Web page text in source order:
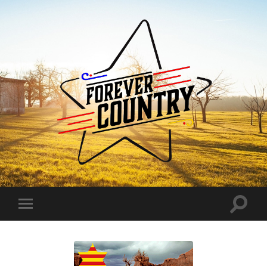
Forever
Country
Toggle
mobile
Toggle